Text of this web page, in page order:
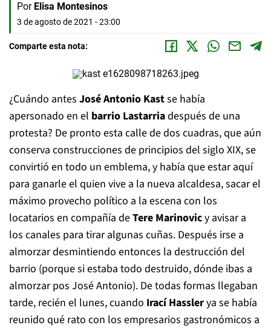
Por Elisa Montesinos
3 de agosto de 2021 - 23:00
Comparte esta nota:
¿Cuándo antes José Antonio Kastse había
apersonado en el barrio Lastarriadespués de una
protesta? De pronto esta calle de dos cuadras, que aún
conserva construcciones de principios del siglo XIX, se
convirtió en todo un emblema, y había que estar aquí
para ganarle el quien vive a la nueva alcaldesa, sacar el
máximo provecho político a la escena con los
locatarios en compañía deTere Marinovicy avisar a
los canales para tirar algunas cuñas. Después irse a
almorzar desmintiendo entonces la destrucción del
barrio (porque si estaba todo destruido, dónde ibas a
almorzar pos José Antonio). De todas formas llegaban
tarde, recién el lunes, cuando Irací Hasslerya se había
reunido qué rato con los empresarios gastronómicos a